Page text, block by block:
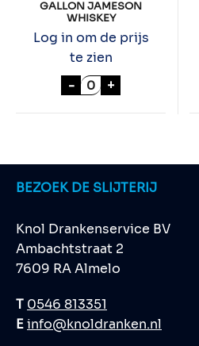
GALLON JAMESON
WHISKEY
Log in om de prijs
te zien
- GALLON
+
BEZOEK DE SLIJTERIJ
Knol Drankenservice BV
Ambachtstraat 2
7609 RA Almelo
T 0546 813351
Einfo@knoldranken.nl